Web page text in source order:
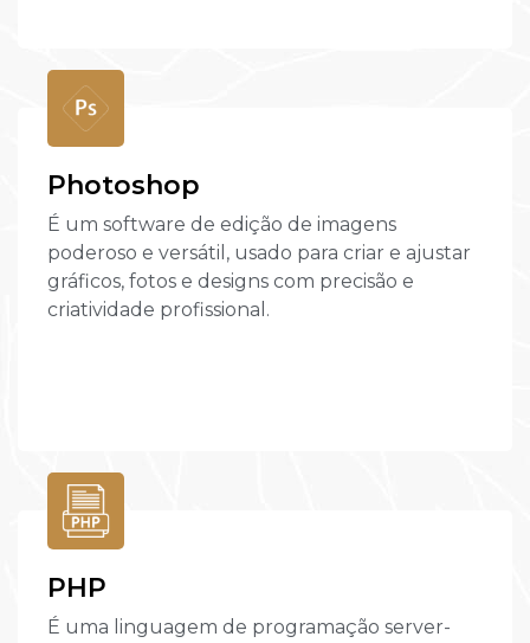
Photoshop
É um software de edição de imagens
poderoso e versátil, usado para criar e ajustar
gráficos, fotos e designs com precisão e
criatividade profissional.
PHP
É uma linguagem de programação server-